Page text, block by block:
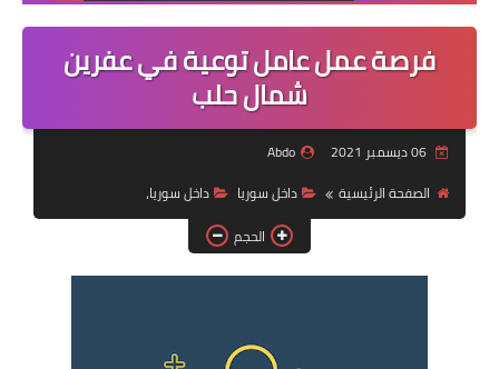
القائمة
مناقصات
فرص عمل داخل سوريا
فرص عمل في العراق
فرص عمل في اليمن
دورات تدريبية
فرصة عمل عامل توعية في عفرين
شمال حلب
06 ديسمبر 2021
Abdo
الصفحة الرئيسية
داخل سوريا
داخل سوريا،
الحجم